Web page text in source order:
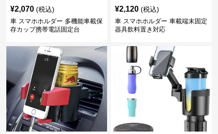
¥2,070 (税込)
車 スマホホルダー 多機能車載保
存カップ携帯電話固定台
¥2,120 (税込)
車 スマホホルダー 車載端末固定
器具飲料置き対応